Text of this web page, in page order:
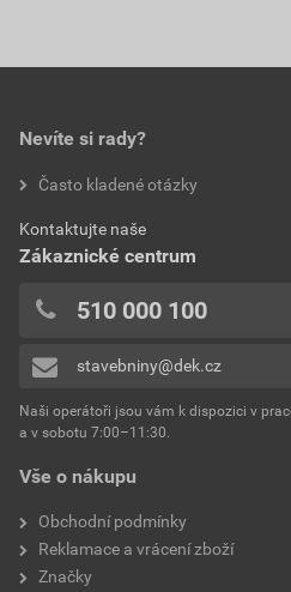
Vše o nákupu
Obchodní podmínky
Reklamace a vrácení zboží
Značky
Nevíte si rady?
Často kladené otázky
Kontaktujte naše
Zákaznické centrum
510 000 100
stavebniny@dek.cz
Naši operátoři jsou vám k dispozici v
a v sobotu 7:00–11:30.